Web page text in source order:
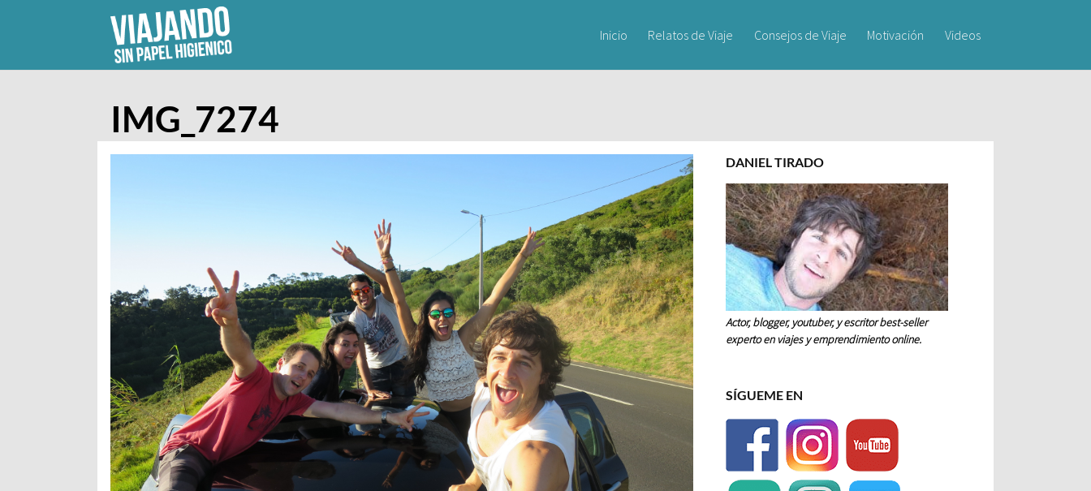
Inicio Relatos de Viaje Consejos de Viaje Motivación Videos
IMG_7274
DANIEL TIRADO
Actor, blogger, youtuber, y escritor best-seller
experto en viajes y emprendimiento online.
SÍGUEME EN